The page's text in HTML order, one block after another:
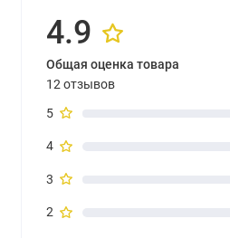
4.9
Общая оценка товара
12 отзывов
5
4
3
2